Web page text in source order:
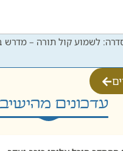
לשמוע קול תורה – מדרש
עדכונים